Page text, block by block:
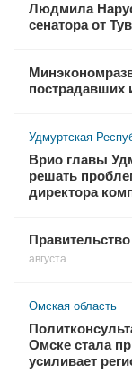
Людмила
сенатора от
пострадавших
Удмуртская
Врио главы
решать
директора
августа
Омская область
Омске стала
усиливает